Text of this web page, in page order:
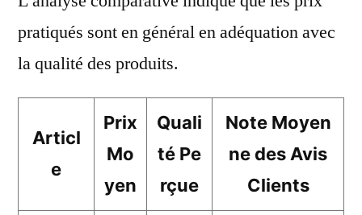
pratiqués sont en général en adéquation avec
la qualité des produits.
Articl
e
Prix
Mo
yen
Quali
té Pe
rçue
Note Moyen
ne des Avis
Clients